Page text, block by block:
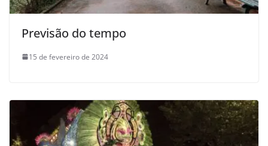
Previsão do tempo
15 de fevereiro de 2024